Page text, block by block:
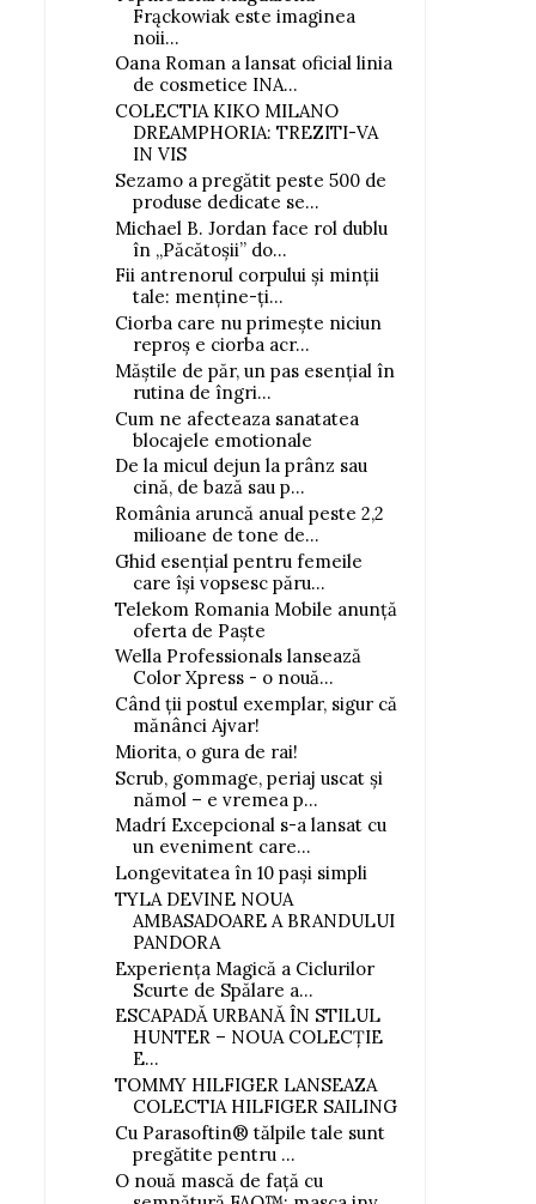
Frąckowiak este imaginea
noii...
Oana Roman a lansat oficial linia
de cosmetice INA...
COLECTIA KIKO MILANO
DREAMPHORIA: TREZITI-VA
IN VIS
Sezamo a pregătit peste 500 de
produse dedicate se...
Michael B. Jordan face rol dublu
în „Păcătoșii” do...
Fii antrenorul corpului și minții
tale: menține-ți...
Ciorba care nu primește niciun
reproș e ciorba acr...
Măștile de păr, un pas esențial în
rutina de îngri...
Cum ne afecteaza sanatatea
blocajele emotionale
De la micul dejun la prânz sau
cină, de bază sau p...
România aruncă anual peste 2,2
milioane de tone de...
Ghid esențial pentru femeile
care își vopsesc păru...
Telekom Romania Mobile anunță
oferta de Paște
Wella Professionals lansează
Color Xpress - o nouă...
Când ții postul exemplar, sigur că
mănânci Ajvar!
Miorita, o gura de rai!
Scrub, gommage, periaj uscat și
nămol – e vremea p...
Madrí Excepcional s-a lansat cu
un eveniment care...
Longevitatea în 10 pași simpli
TYLA DEVINE NOUA
AMBASADOARE A BRANDULUI
PANDORA
Experiența Magică a Ciclurilor
Scurte de Spălare a...
ESCAPADĂ URBANĂ ÎN STILUL
HUNTER – NOUA COLECȚIE
E...
TOMMY HILFIGER LANSEAZA
COLECTIA HILFIGER SAILING
Cu Parasoftin® tălpile tale sunt
pregătite pentru ...
O nouă mască de față cu